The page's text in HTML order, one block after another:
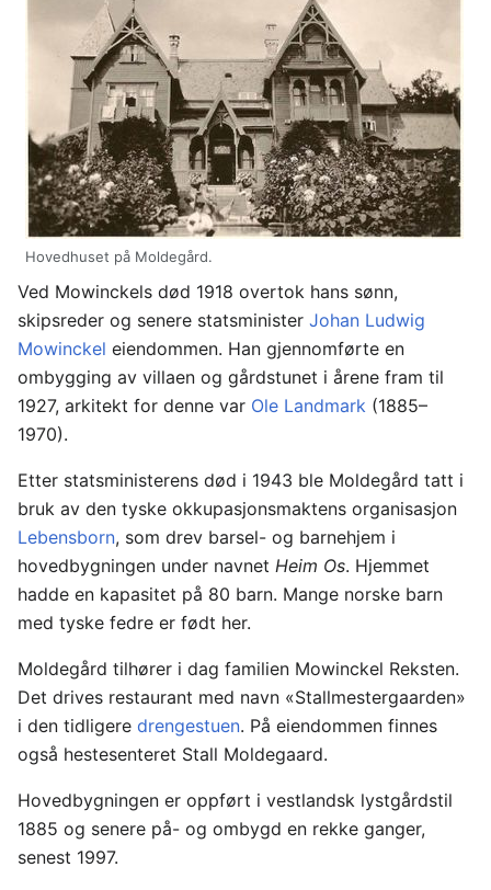
Hovedhuset på Moldegård.
Ved Mowinckels død 1918 overtok hans sønn,
skipsreder og senere statsminister Johan Ludwig
Mowinckel eiendommen. Han gjennomførte en
ombygging av villaen og gårdstunet i årene fram til
1927, arkitekt for denne var Ole Landmark (1885–
1970).
Etter statsministerens død i 1943 ble Moldegård tatt i
bruk av den tyske okkupasjonsmaktens organisasjon
Lebensborn, som drev barsel- og barnehjem i
hovedbygningen under navnet Heim Os. Hjemmet
hadde en kapasitet på 80 barn. Mange norske barn
med tyske fedre er født her.
Moldegård tilhører i dag familien Mowinckel Reksten.
Det drives restaurant med navn «Stallmestergaarden»
i den tidligere drengestuen. På eiendommen finnes
også hestesenteret Stall Moldegaard.
Hovedbygningen er oppført i vestlandsk lystgårdstil
1885 og senere på- og ombygd en rekke ganger,
senest 1997.